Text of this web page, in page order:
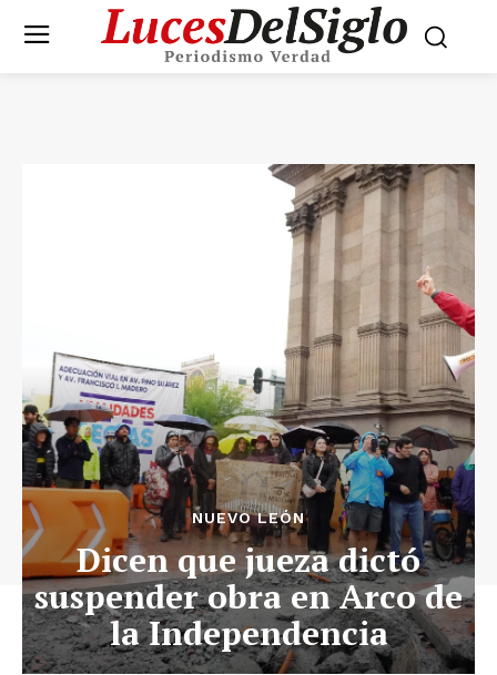
NUEVO LEÓN
Dicen que jueza dictó
suspender obra en Arco de
la Independencia